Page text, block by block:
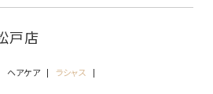
戸店
ヘアケア ラシャス